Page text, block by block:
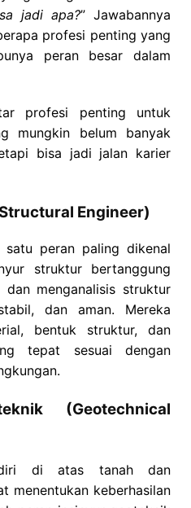
jadi apa?” Jawabannya
profesi penting yang
peran besar dalam
profesi penting untuk
mungkin belum banyak
bisa jadi jalan karier
Engineer)
peran paling dikenal
struktur bertanggung
menganalisis struktur
dan aman. Mereka
bentuk struktur, dan
tepat sesuai dengan
(Geotechnical
di atas tanah dan
menentukan keberhasilan